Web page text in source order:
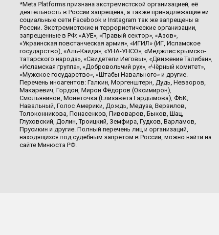
*Meta Platforms признана экстремистской организацией, её
деятельность в России запрещена, а также принадлежащие ей
социальные сети Facebook и Instagram так же запрещены в
России. Экстремистские и террористические организации,
запрещенные в РФ: «АУЕ», «Правый сектор», «Азов»,
«Украинская повстанческая армия», «ИГИЛ» (ИГ, Исламское
государство), «Аль-Каида», «УНА-УНСО», «Меджлис крымско-
татарского народа», «Свидетели Иеговы», «Движение Талибан»,
«Исламская группа», «Добровольчий рух», «Чёрный комитет»,
«Мужское государство», «Штабы Навального» и другие.
Перечень иноагентов: Галкин, Моргенштерн, Дудь, Невзоров,
Макаревич, Гордон, Мирон Фёдоров (Оксимирон),
Смольянинов, Монеточка (Елизавета Гардымова), ФБК,
Навальный, Голос Америки, Дождь, Медуза, Верзилов,
Толоконникова, Понасенков, Пивоваров, Быков, Шац,
Глуховский, Долин, Троицкий, Земфира, Гудков, Варламов,
Прусикин и другие. Полный перечень лиц и организаций,
находящихся под судебным запретом в России, можно найти на
сайте Минюста РФ.